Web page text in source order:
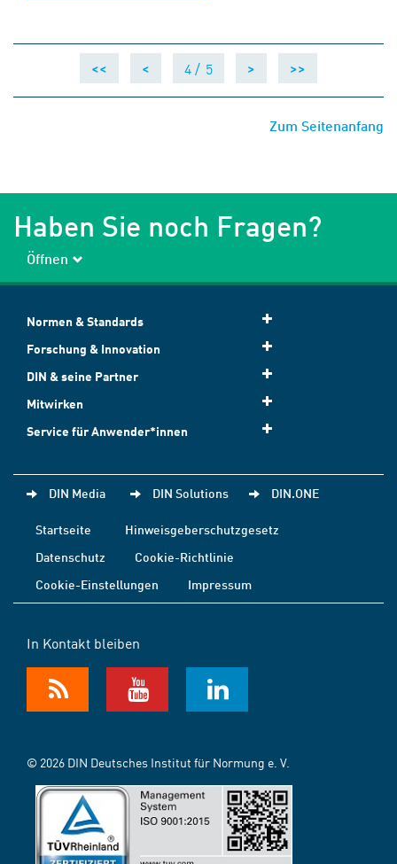
<< < 4 / 5 > >>
Zum Seitenanfang
Haben Sie noch Fragen?
Öffnen
Normen & Standards
Forschung & Innovation
DIN & seine Partner
Mitwirken
Service für Anwender*innen
DIN Media DIN Solutions DIN.ONE
Startseite
Hinweisgeberschutzgesetz
Datenschutz
Cookie-Richtlinie
Cookie-Einstellungen
Impressum
In Kontakt bleiben
© 2026 DIN Deutsches Institut für Normung e. V.